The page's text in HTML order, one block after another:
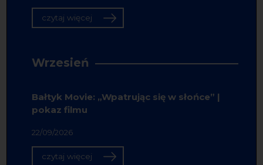
czytaj więcej
Wrzesień
Bałtyk Movie: „Wpatrując się w słońce” |
pokaz filmu
22/09/2026
czytaj więcej